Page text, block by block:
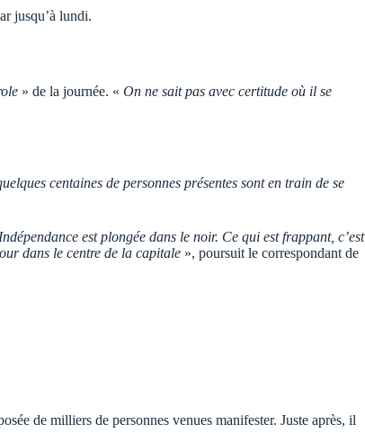
jusqu’à lundi.
» de la journée. « On ne sait pas avec certitude où il se
centaines de personnes présentes sont en train de se
est plongée dans le noir. Ce qui est frappant, c’est
dans le centre de la capitale », poursuit le correspondant de
de milliers de personnes venues manifester. Juste après, il